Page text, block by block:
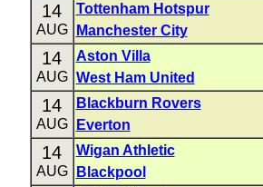
14
AUG
Tottenham Hotspur
Manchester City
14
AUG
Aston Villa
West Ham United
14
AUG
Blackburn Rovers
Everton
14
AUG
Wigan Athletic
Blackpool